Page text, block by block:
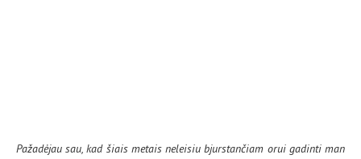
Pažadėjau sau, kad šiais metais neleisiu bjurstančiam orui gadinti man